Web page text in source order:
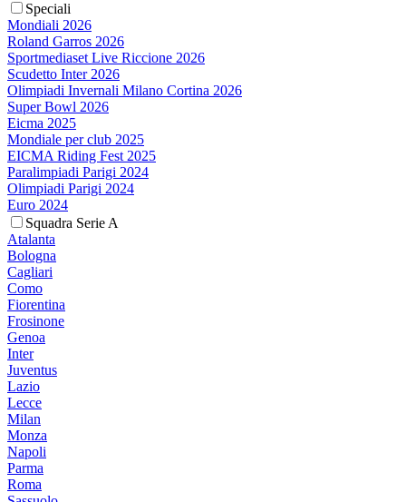
Speciali
Mondiali 2026
Roland Garros 2026
Sportmediaset Live Riccione 2026
Scudetto Inter 2026
Olimpiadi Invernali Milano Cortina 2026
Super Bowl 2026
Eicma 2025
Mondiale per club 2025
EICMA Riding Fest 2025
Paralimpiadi Parigi 2024
Olimpiadi Parigi 2024
Euro 2024
Squadra Serie A
Atalanta
Bologna
Cagliari
Como
Fiorentina
Frosinone
Genoa
Inter
Juventus
Lazio
Lecce
Milan
Monza
Napoli
Parma
Roma